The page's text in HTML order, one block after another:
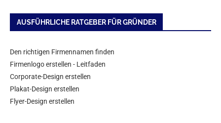
AUSFÜHRLICHE RATGEBER FÜR GRÜNDER
Den richtigen Firmennamen finden
Firmenlogo erstellen - Leitfaden
Corporate-Design erstellen
Plakat-Design erstellen
Flyer-Design erstellen